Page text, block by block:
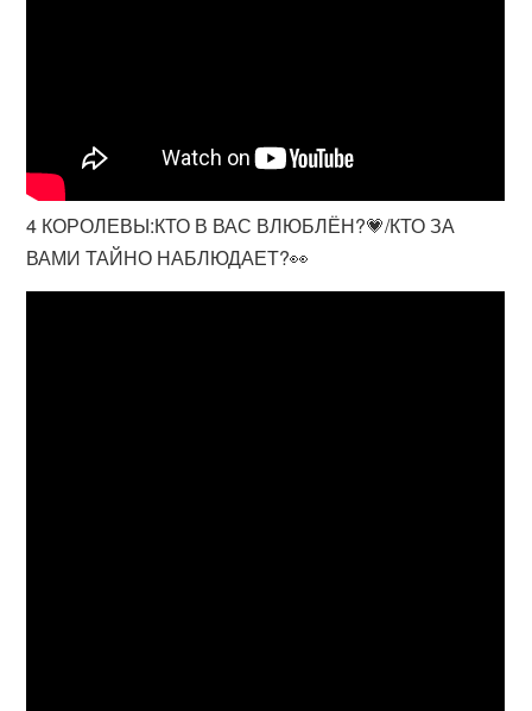
4 КОРОЛЕВЫ:КТО В ВАС ВЛЮБЛЁН?💗/КТО ЗА
ВАМИ ТАЙНО НАБЛЮДАЕТ?👀